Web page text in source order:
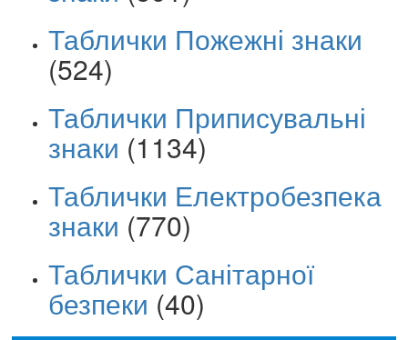
Таблички Пожежні знаки
(524)
Таблички Приписувальні
знаки (1134)
Таблички Електробезпека
знаки (770)
Таблички Санітарної
безпеки (40)